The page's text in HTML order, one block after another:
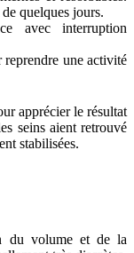
quelques jours.
avec interruption
reprendre une activité
apprécier le résultat
seins aient retrouvé
stabilisées.
du volume et de la